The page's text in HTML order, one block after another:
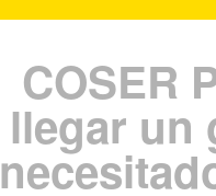
COSER
llegar un